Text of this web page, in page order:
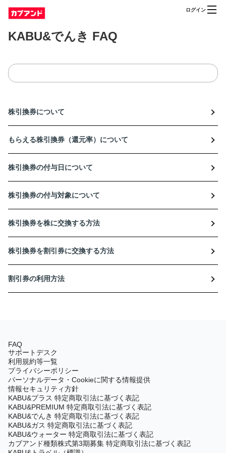
ログイン
KABU&でんき FAQ
株引換券について
もらえる株引換券（還元率）について
株引換券の付与日について
株引換券の付与対象について
株引換券を株に交換する方法
株引換券を割引券に交換する方法
割引券の利用方法
FAQ
サポートデスク
利用規約等一覧
プライバシーポリシー
パーソナルデータ・Cookieに関する情報提供
情報セキュリティ方針
KABU&プラス 特定商取引法に基づく表記
KABU&PREMIUM 特定商取引法に基づく表記
KABU&でんき 特定商取引法に基づく表記
KABU&ガス 特定商取引法に基づく表記
KABU&ウォーター 特定商取引法に基づく表記
カブアンド種類株式第3期募集 特定商取引法に基づく表記